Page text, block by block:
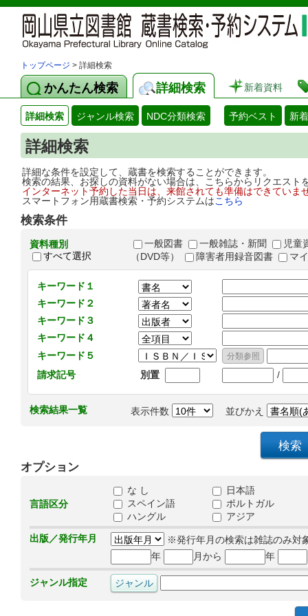
トップページ > 詳細検索
かんたん検索 詳細検索 新着資料
詳細検索 ジャンル検索 NDC分類検索 予約ベスト 新
詳細検索
詳細な条件を設定して、蔵書を検索することができます。
検索の結果、お探しの資料がない場合は、こちらからリクエス
インターネット予約した当日は、来館されても準備はできてい
スマートフォン用蔵書検索・予約システムはこちら
検索条件
資料種別
すべて選択
一般図書 一般雑誌・新聞
児童
（DVD等）
障害者用録音図書 マ
キーワード１
キーワード２
キーワード３
キーワード４
キーワード５
請求記号
別置 /
検索結果一覧 表示件数 並びかえ
オプション
言語区分
な し
日本語
スペイン語
ポルトガル
ハングル
アジア
出版／発行年月
※発行年月の検索は雑誌のみ対
年
月から 年
ジャンル指定